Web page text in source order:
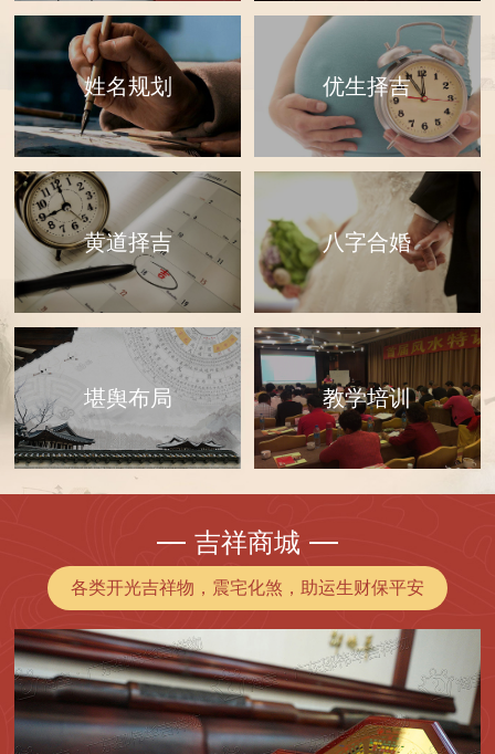
姓名规划 优生择吉
黄道择吉 八字合婚
堪舆布局 教学培训
吉祥商城
各类开光吉祥物，震宅化煞，助运生财保平安